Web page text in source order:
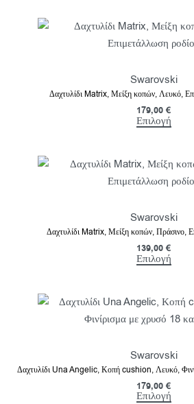
Swarovski
Δαχτυλίδι Matrix, Μείξη κοπών, Λευκό,
179,00 €
Επιλογή
Swarovski
Δαχτυλίδι Matrix, Μείξη κοπών, Πράσινο,
139,00 €
Επιλογή
Swarovski
Δαχτυλίδι Una Angelic, Κοπή cushion, Λευκό,
179,00 €
Επιλογή